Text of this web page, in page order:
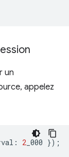
un
appelez
: 2 _000 });